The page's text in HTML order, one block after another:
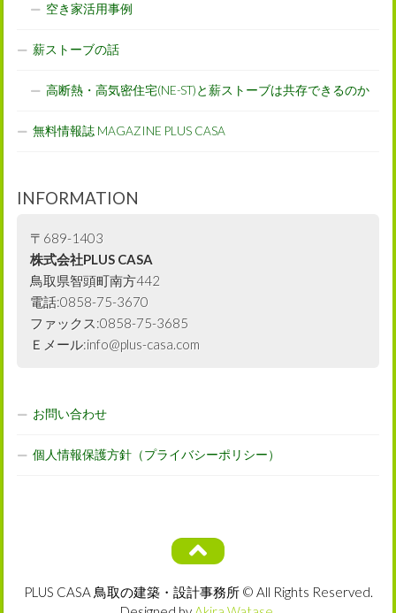
空き家活用事例
薪ストーブの話
高断熱・高気密住宅(NE-ST)と薪ストーブは共存できるのか
無料情報誌 MAGAZINE PLUS CASA
INFORMATION
〒689-1403
株式会社PLUS CASA
鳥取県智頭町南方442
電話:0858-75-3670
ファックス:0858-75-3685
Ｅメール:info@plus-casa.com
お問い合わせ
個人情報保護方針（プライバシーポリシー）
PLUS CASA 鳥取の建築・設計事務所 © All Rights Reserved.